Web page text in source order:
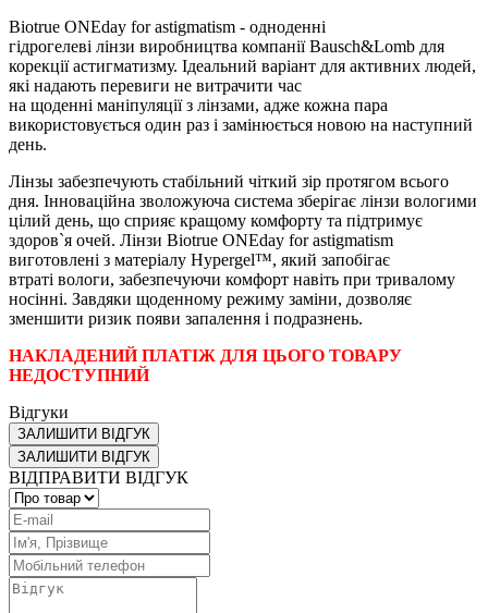
Biotrue ONEday for astigmatism - одноденні
гідрогелеві лінзи виробництва компанії Bausch&Lomb для
корекції астигматизму. Ідеальний варіант для активних людей,
які надають перевиги не витрачити час
на щоденні маніпуляції з лінзами, адже кожна пара
використовується один раз і замінюється новою на наступний
день.
Лінзы забезпечують стабільний чіткий зір протягом всього
дня. Інноваційна зволожуюча система зберігає лінзи вологими
цілий день, що сприяє кращому комфорту та підтримує
здоров`я очей. Лінзи Biotrue ONEday for astigmatism
виготовлені з матеріалу Hypergel™, який запобігає
втраті вологи, забезпечуючи комфорт навіть при тривалому
носінні. Завдяки щоденному режиму заміни, дозволяє
зменшити ризик появи запалення і подразнень.
НАКЛАДЕНИЙ ПЛАТІЖ ДЛЯ ЦЬОГО ТОВАРУ
НЕДОСТУПНИЙ
Відгуки
ЗАЛИШИТИ ВІДГУК
ЗАЛИШИТИ ВІДГУК
ВІДПРАВИТИ ВІДГУК